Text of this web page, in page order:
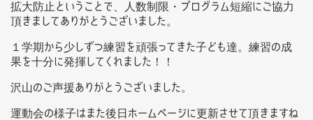
拡大防止ということで、人数制限・プログラム短縮にご協力
頂きましてありがとうございました。
１学期から少しずつ練習を頑張ってきた子ども達。練習の成
果を十分に発揮してくれました！！
沢山のご声援ありがとうございました。
運動会の様子はまた後日ホームページに更新させて頂きますね